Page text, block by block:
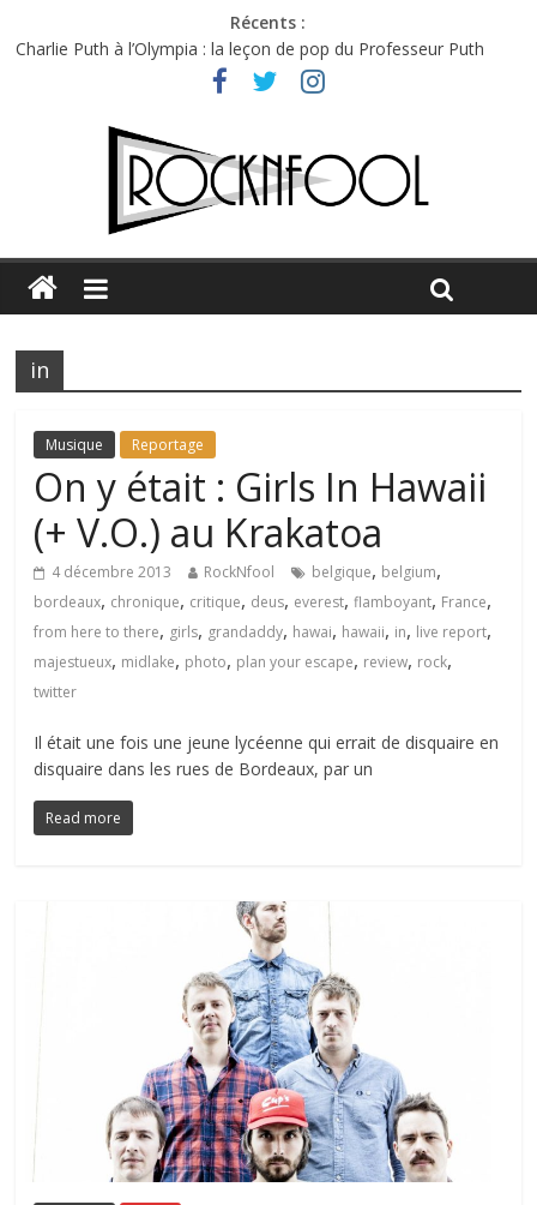
Récents :
Charlie Puth à l’Olympia : la leçon de pop du Professeur Puth
Festival Triptyque : un nouveau festival de musique indépendant
Hellfest 2026 vendredi : température et émotions en hausse
Hellfest 2026 jeudi : impossible de choisir entre chaleur et bonne
Première édition du Midgard Festival : entre bière, métal et
in
Musique Reportage
On y était : Girls In Hawaii
(+ V.O.) au Krakatoa
4 décembre 2013 RockNfool belgique, belgium,
bordeaux, chronique, critique, deus, everest,flamboyant, France,
from here to there, girls, grandaddy, hawai, hawaii, in, live report,
majestueux, midlake, photo, plan your escape, review, rock,
twitter
Il était une fois une jeune lycéenne qui errait de disquaire en
disquaire dans les rues de Bordeaux, par un
Read more